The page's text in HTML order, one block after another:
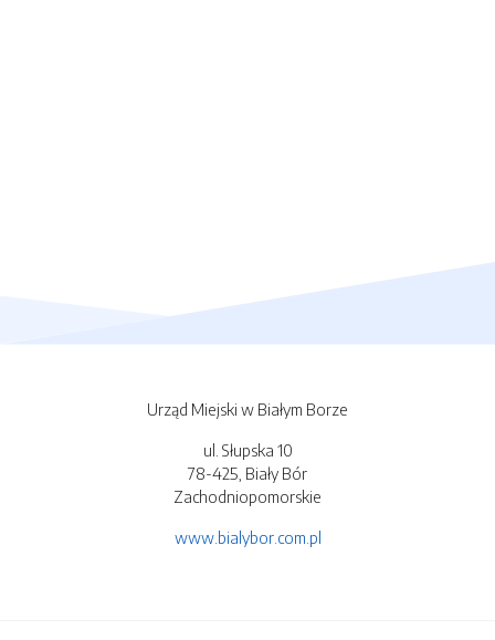
Urząd Miejski w Białym Borze
ul. Słupska 10
78-425, Biały Bór
Zachodniopomorskie
www.bialybor.com.pl